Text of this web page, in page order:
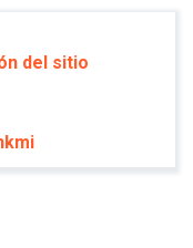
del sitio